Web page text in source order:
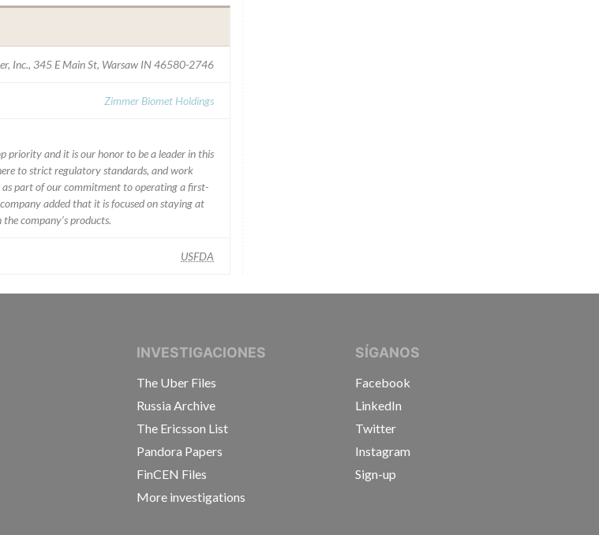
Inc., 345 E Main St, Warsaw IN 46580-2746
Zimmer Biomet Holdings
priority and it is our honor to be a leader in this
to strict regulatory standards, and work
as part of our commitment to operating a first-
added that it is focused on staying at
company’s products.
USFDA
CONSORTIUM OF INVESTIGATIVE JOURNALISTS
INVESTIGACIONES
The Uber Files
Russia Archive
The Ericsson List
Pandora Papers
FinCEN Files
More investigations
SÍGANOS
Facebook
LinkedIn
Twitter
Instagram
Sign-up